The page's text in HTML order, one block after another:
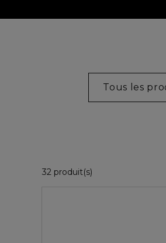
Tous les
32 produit(s)